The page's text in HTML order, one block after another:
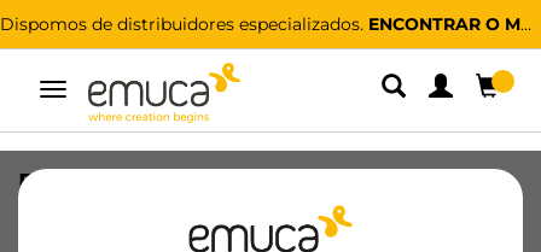
Dispomos de distribuidores especializados. ENCONTRAR O MAIS PRÓXIMO
Alternar
navegação
Puxador para móvel Suez, L184mm,
Distância entre furos 160mm, Alumínio,
Pintado preto